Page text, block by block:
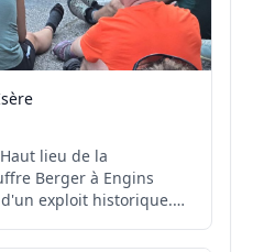
lieu de la
Berger à Engins
exploit historique.
du massif du Vercors